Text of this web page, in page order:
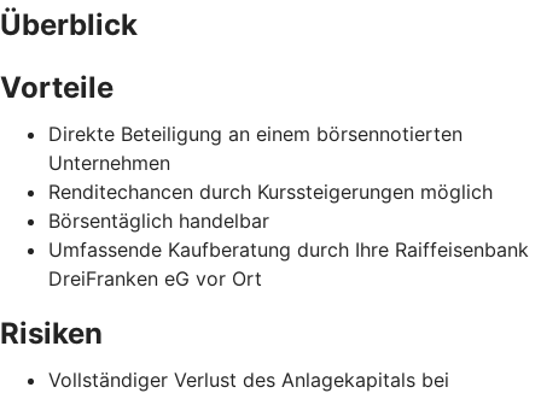
Überblick
Vorteile
Direkte Beteiligung an einem börsennotierten
Unternehmen
Renditechancen durch Kurssteigerungen möglich
Börsentäglich handelbar
Umfassende Kaufberatung durch Ihre Raiffeisenbank
DreiFranken eG vor Ort
Risiken
Vollständiger Verlust des Anlagekapitals bei